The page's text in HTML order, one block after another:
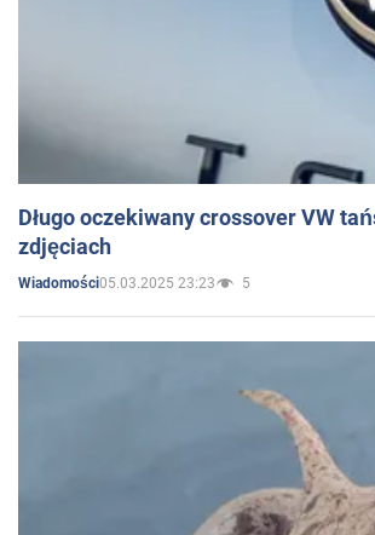
Długo oczekiwany crossover VW
zdjęciach
Wiadomości05.03.2025 23:23 5